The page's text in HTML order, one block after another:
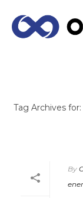
Tag Archives for:
By